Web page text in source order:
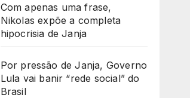
Com apenas uma frase,
Nikolas expõe a completa
hipocrisia de Janja
Por pressão de Janja, Governo
Lula vai banir “rede social” do
Brasil